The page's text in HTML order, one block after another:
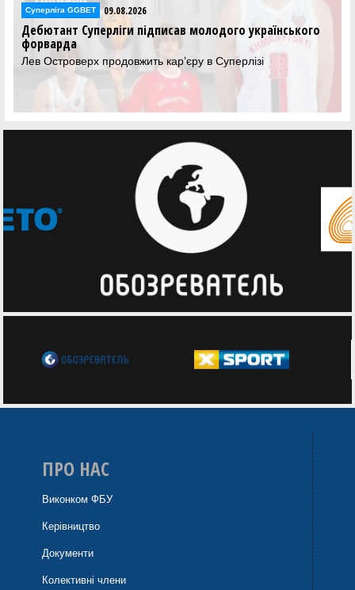
Суперліга GGBET
Ніко-Баскет підписав форварда збірної України U-
Нікіта Бешетя продовжить кар'єру у Миколаєві
ПРО НАС
Виконком ФБУ
Керівництво
Документи
Колективні члени